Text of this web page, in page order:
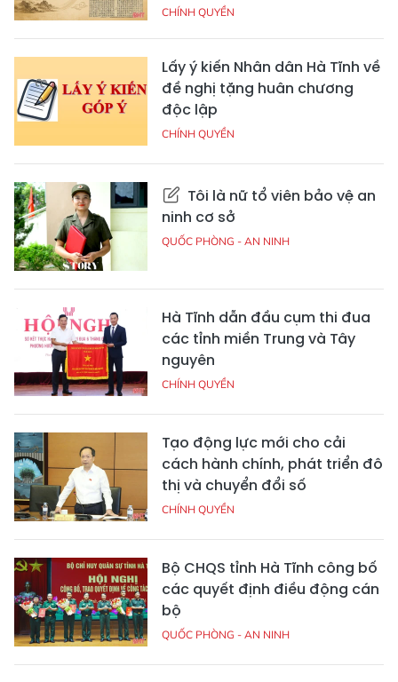
CHÍNH QUYỀN
Lấy ý kiến Nhân dân Hà Tĩnh về
đề nghị tặng huân chương
độc lập
CHÍNH QUYỀN
Tôi là nữ tổ viên bảo vệ an
ninh cơ sở
QUỐC PHÒNG - AN NINH
Hà Tĩnh dẫn đầu cụm thi đua
các tỉnh miền Trung và Tây
nguyên
CHÍNH QUYỀN
Tạo động lực mới cho cải
cách hành chính, phát triển đô
thị và chuyển đổi số
CHÍNH QUYỀN
Bộ CHQS tỉnh Hà Tĩnh công bố
các quyết định điều động cán
bộ
QUỐC PHÒNG - AN NINH